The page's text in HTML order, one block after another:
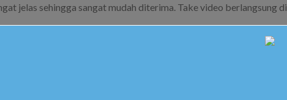
jelas sehingga sangat mudah diterima. Take video berlangsung di
diharapkan memberikan inspirasi kepada siapa saja terutama terkait